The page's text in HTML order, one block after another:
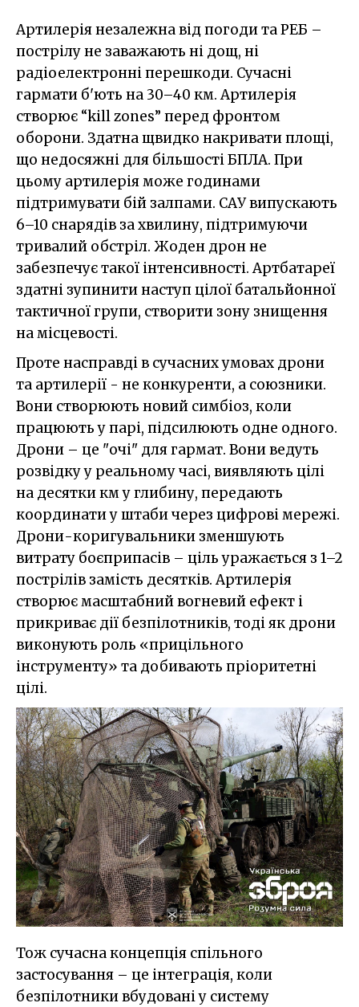
Артилерія незалежна від погоди та РЕБ –
пострілу не заважають ні дощ, ні
радіоелектронні перешкоди. Сучасні
гармати б'ють на 30–40 км. Артилерія
створює “kill zones” перед фронтом
оборони. Здатна щвидко накривати площі,
що недосяжні для більшості БПЛА. При
цьому артилерія може годинами
підтримувати бій залпами. САУ випускають
6–10 снарядів за хвилину, підтримуючи
тривалий обстріл. Жоден дрон не
забезпечує такої інтенсивності. Артбатареї
здатні зупинити наступ цілої батальйонної
тактичної групи, створити зону знищення
на місцевості.
Проте насправді в сучасних умовах дрони
та артилерії - не конкуренти, а союзники.
Вони створюють новий симбіоз, коли
працюють у парі, підсилюють одне одного.
Дрони – це "очі" для гармат. Вони ведуть
розвідку у реальному часі, виявляють цілі
на десятки км у глибину, передають
координати у штаби через цифрові мережі.
Дрони-коригувальники зменшують
витрату боєприпасів – ціль уражається з 1–2
пострілів замість десятків. Артилерія
створює масштабний вогневий ефект і
прикриває дії безпілотників, тоді як дрони
виконують роль «прицільного
інструменту» та добивають пріоритетні
цілі.
Тож сучасна концепція спільного
застосування – це інтеграція, коли
безпілотники вбудовані у систему